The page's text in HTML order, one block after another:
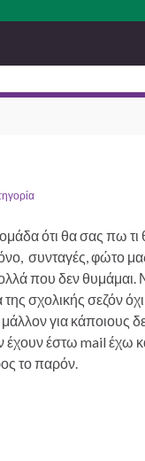
ότι θα σας πω τι
συνταγές, φώτο
που δεν θυμάμαι.
σχολικής σεζόν
μάλλον για
έστω mail έχω
το παρόν.